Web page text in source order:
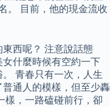
。 目前，他的現金流收
西呢？ 注意說話態
什麼時候有空約一下
青春只有一次，人生
通人的模樣，但至少轟
樣，一路磕碰前行，卻